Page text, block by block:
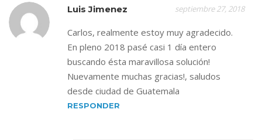
Luis Jimenez septiembre 27, 2018
Carlos, realmente estoy muy agradecido.
En pleno 2018 pasé casi 1 día entero
buscando ésta maravillosa solución!
Nuevamente muchas gracias!, saludos
desde ciudad de Guatemala
RESPONDER